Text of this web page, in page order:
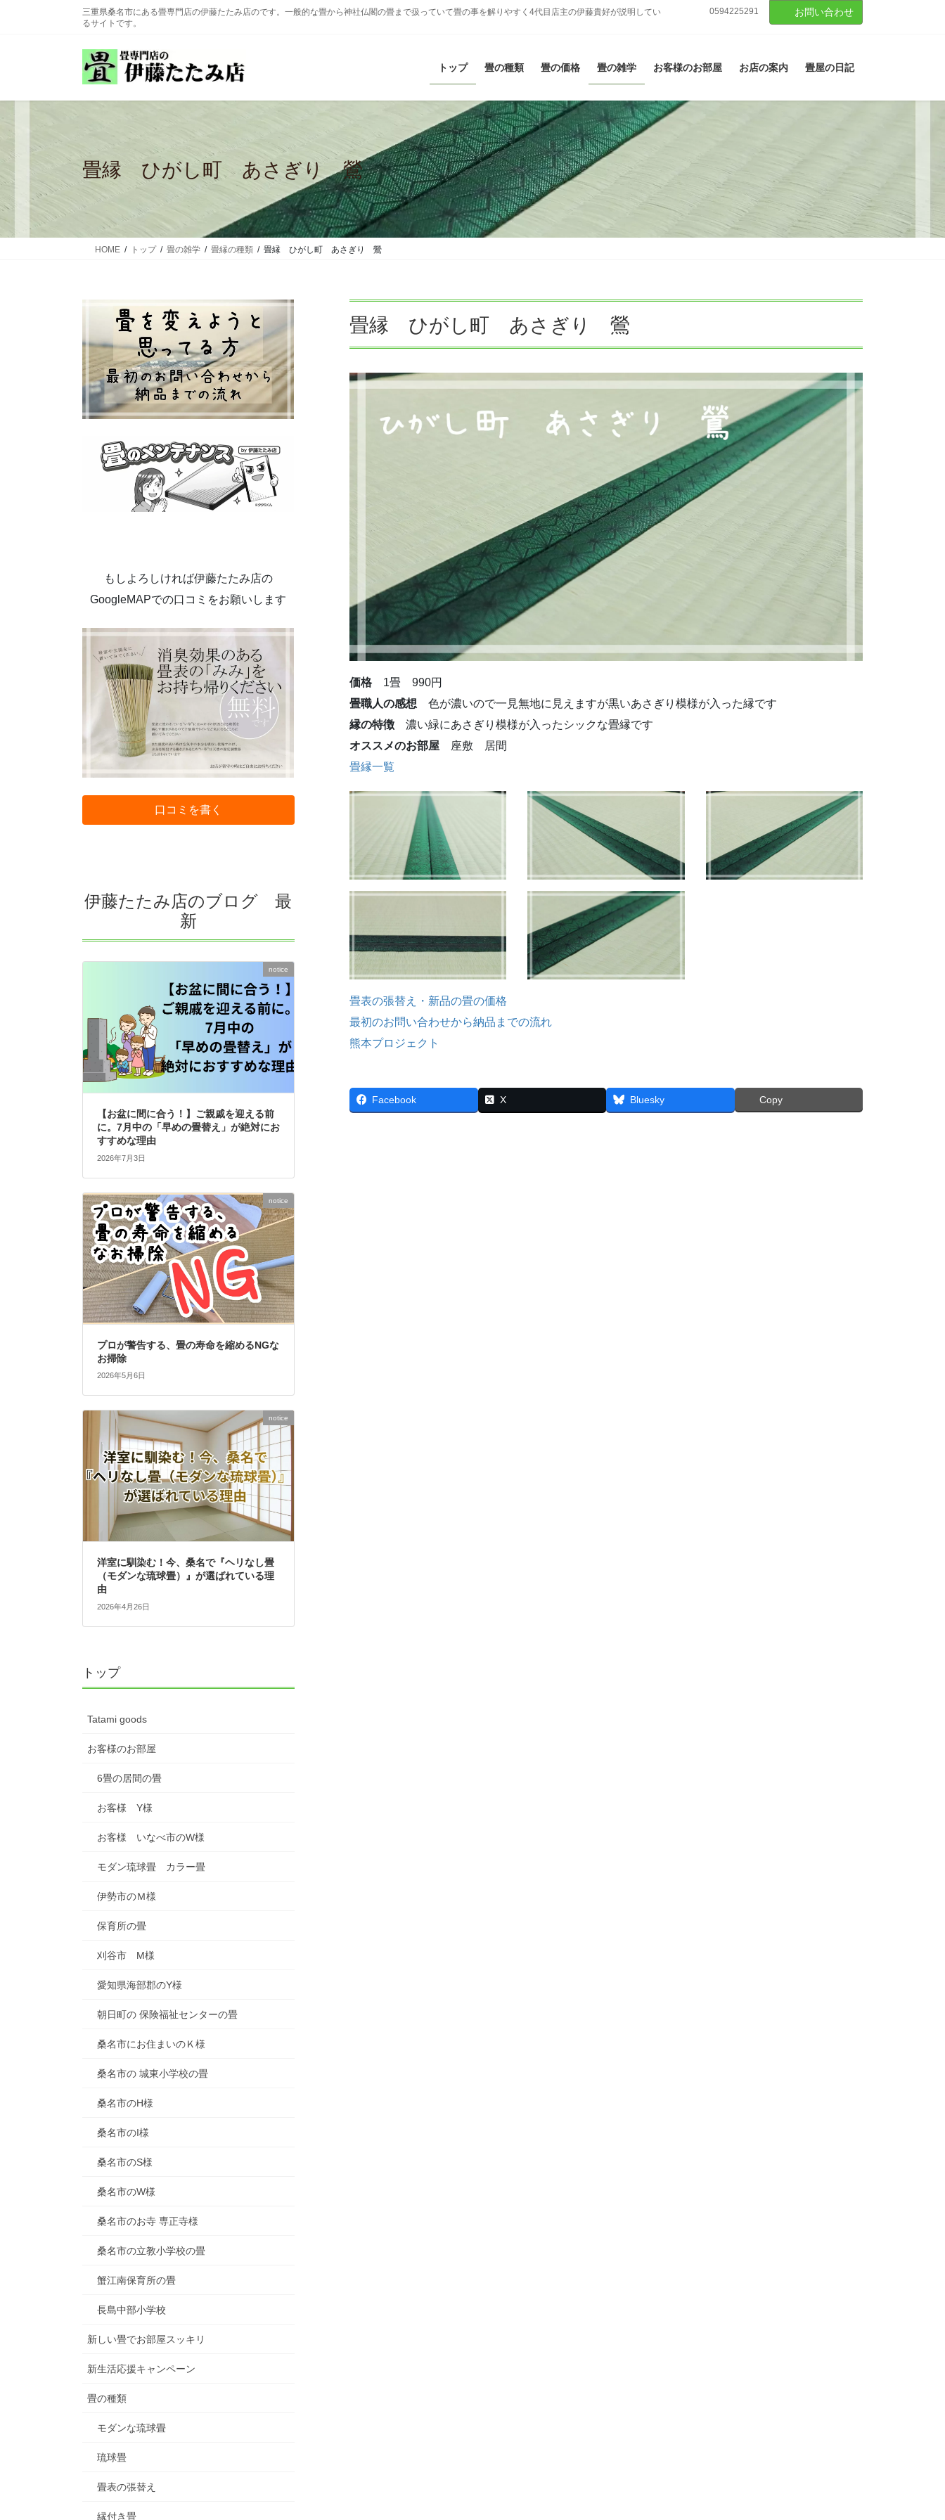
動
三重県桑名市にある畳専門店の伊藤たたみ店のです。一般的な畳から神社仏閣の畳まで扱っていて畳の事を解りやすく4代目店主の伊藤貴好が説明してい
るサイトです。
0594225291 お問い合わせ
トップ 畳の種類 畳の価格 畳の雑学 お客様のお部屋 お店の案内 畳屋の日記
畳縁 ひがし町 あさぎり 鶯
HOME トップ 畳の雑学 畳縁の種類 畳縁 ひがし町 あさぎり 鶯
畳縁 ひがし町 あさぎり 鶯
価格 1畳 990円
畳職人の感想 色が濃いので一見無地に見えますが黒いあさぎり模様が入った縁です
縁の特徴 濃い緑にあさぎり模様が入ったシックな畳縁です
オススメのお部屋 座敷 居間
畳縁一覧
畳表の張替え・新品の畳の価格
最初のお問い合わせから納品までの流れ
熊本プロジェクト
Facebook X Bluesky Copy
もしよろしければ伊藤たたみ店の
GoogleMAPでの口コミをお願いします
口コミを書く
伊藤たたみ店のブログ 最
新
notice
【お盆に間に合う！】ご親戚を迎える前
に。7月中の「早めの畳替え」が絶対にお
すすめな理由
2026年7月3日
notice
プロが警告する、畳の寿命を縮めるNGな
お掃除
2026年5月6日
notice
洋室に馴染む！今、桑名で『ヘリなし畳
（モダンな琉球畳）』が選ばれている理
由
2026年4月26日
トップ
Tatami goods
お客様のお部屋
6畳の居間の畳
お客様 Y様
お客様 いなべ市のW様
モダン琉球畳 カラー畳
伊勢市のＭ様
保育所の畳
刈谷市 M様
愛知県海部郡のY様
朝日町の 保険福祉センターの畳
桑名市にお住まいのＫ様
桑名市の 城東小学校の畳
桑名市のH様
桑名市のI様
桑名市のS様
桑名市のW様
桑名市のお寺 専正寺様
桑名市の立教小学校の畳
蟹江南保育所の畳
長島中部小学校
新しい畳でお部屋スッキリ
新生活応援キャンペーン
畳の種類
モダンな琉球畳
琉球畳
畳表の張替え
縁付き畳